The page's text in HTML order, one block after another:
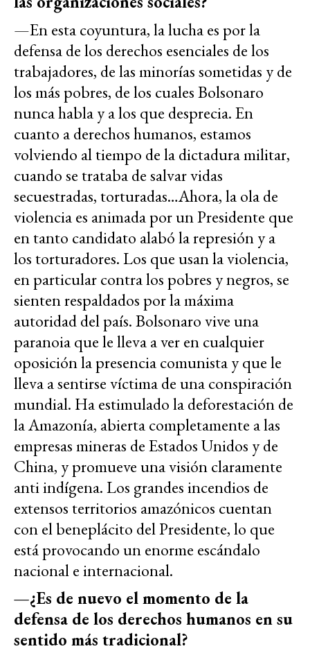
—En esta coyuntura, la lucha es por la
defensa de los derechos esenciales de los
trabajadores, de las minorías sometidas y de
los más pobres, de los cuales Bolsonaro
nunca habla y a los que desprecia. En
cuanto a derechos humanos, estamos
volviendo al tiempo de la dictadura militar,
cuando se trataba de salvar vidas
secuestradas, torturadas…Ahora, la ola de
violencia es animada por un Presidente que
en tanto candidato alabó la represión y a
los torturadores. Los que usan la violencia,
en particular contra los pobres y negros, se
sienten respaldados por la máxima
autoridad del país. Bolsonaro vive una
paranoia que le lleva a ver en cualquier
oposición la presencia comunista y que le
lleva a sentirse víctima de una conspiración
mundial. Ha estimulado la deforestación de
la Amazonía, abierta completamente a las
empresas mineras de Estados Unidos y de
China, y promueve una visión claramente
anti indígena. Los grandes incendios de
extensos territorios amazónicos cuentan
con el beneplácito del Presidente, lo que
está provocando un enorme escándalo
nacional e internacional.
—¿Es de nuevo el momento de la
defensa de los derechos humanos en su
sentido más tradicional?